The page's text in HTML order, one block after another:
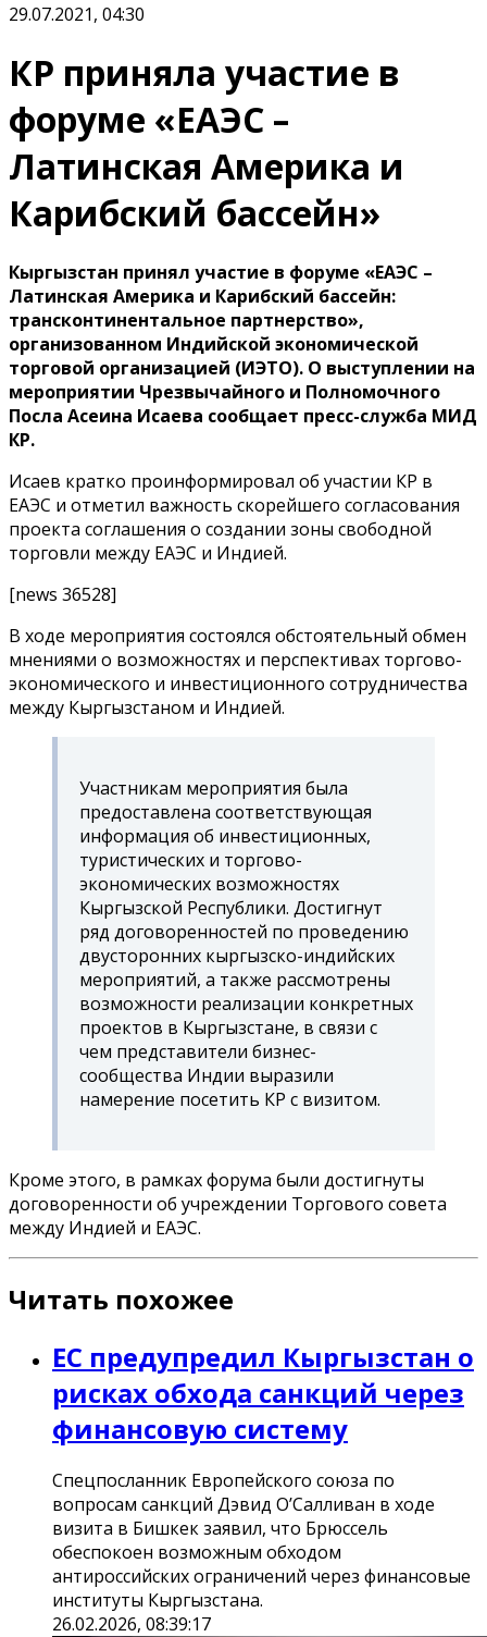
29.07.2021, 04:30
КР приняла участие в
форуме «ЕАЭС –
Латинская Америка и
Карибский бассейн»
Кыргызстан принял участие в форуме «ЕАЭС –
Латинская Америка и Карибский бассейн:
трансконтинентальное партнерство»,
организованном Индийской экономической
торговой организацией (ИЭТО). О выступлении на
мероприятии Чрезвычайного и Полномочного
Посла Асеина Исаева сообщает пресс-служба МИД
КР.
Исаев кратко проинформировал об участии КР в
ЕАЭС и отметил важность скорейшего согласования
проекта соглашения о создании зоны свободной
торговли между ЕАЭС и Индией.
[news 36528]
В ходе мероприятия состоялся обстоятельный обмен
мнениями о возможностях и перспективах торгово-
экономического и инвестиционного сотрудничества
между Кыргызстаном и Индией.
Участникам мероприятия была
предоставлена соответствующая
информация об инвестиционных,
туристических и торгово-
экономических возможностях
Кыргызской Республики. Достигнут
ряд договоренностей по проведению
двусторонних кыргызско-индийских
мероприятий, а также рассмотрены
возможности реализации конкретных
проектов в Кыргызстане, в связи с
чем представители бизнес-
сообщества Индии выразили
намерение посетить КР с визитом.
Кроме этого, в рамках форума были достигнуты
договоренности об учреждении Торгового совета
между Индией и ЕАЭС.
Читать похожее
ЕС предупредил Кыргызстан о
рисках обхода санкций через
финансовую систему
Спецпосланник Европейского союза по
вопросам санкций Дэвид О’Салливан в ходе
визита в Бишкек заявил, что Брюссель
обеспокоен возможным обходом
антироссийских ограничений через финансовые
институты Кыргызстана.
26.02.2026, 08:39:17